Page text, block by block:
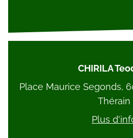
CHIRILA
Place Maurice Segonds,
Thérain
Plus